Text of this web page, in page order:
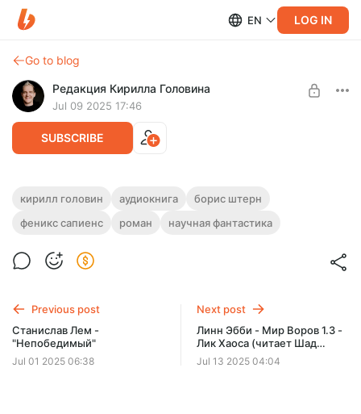
EN LOG IN
Go to blog
Редакция Кирилла Головина
Jul 09 2025 17:46
SUBSCRIBE
Борис Штерн - "Феникс сапиенс"
Роман
Длительность - 10:55:40
Level required:
кирилл головин аудиокнига
борис штерн
феникс сапиенс
роман научная фантастика
Previous post
Станислав Лем -
"Непобедимый"
Jul 01 2025 06:38
Next post
Линн Эбби - Мир Воров 1.3 -
Лик Хаоса (читает Шад
Ибраев)
Jul 13 2025 04:04